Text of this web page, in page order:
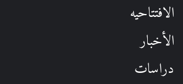
الافتتاحيه
الأخبار
دراسات